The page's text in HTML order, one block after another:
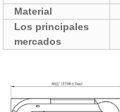
Material
Los principales
mercados